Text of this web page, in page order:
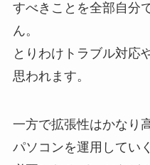
すべきことを全部自分
ん。
とりわけトラブル対応
思われます。
一方で拡張性はかなり
パソコンを運用してい